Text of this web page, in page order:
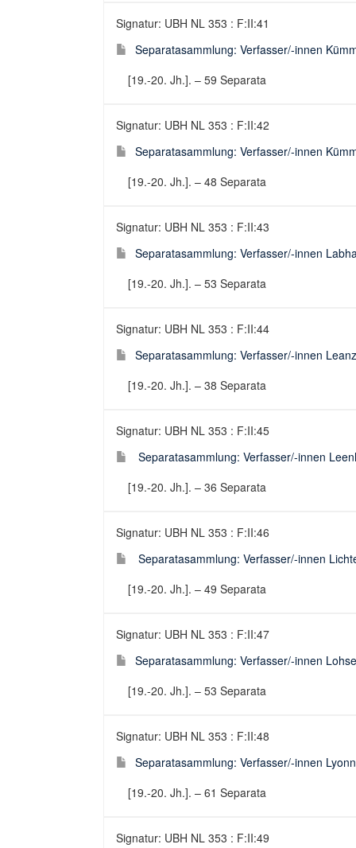
Signatur: UBH NL 353 : F:II:41
Separatasammlung: Verfasser/-innen
[19.-20. Jh.]. – 59 Separata
Signatur: UBH NL 353 : F:II:42
Separatasammlung: Verfasser/-innen
[19.-20. Jh.]. – 48 Separata
Signatur: UBH NL 353 : F:II:43
Separatasammlung: Verfasser/-innen
[19.-20. Jh.]. – 53 Separata
Signatur: UBH NL 353 : F:II:44
Separatasammlung: Verfasser/-innen
[19.-20. Jh.]. – 38 Separata
Signatur: UBH NL 353 : F:II:45
Separatasammlung: Verfasser/-innen
[19.-20. Jh.]. – 36 Separata
Signatur: UBH NL 353 : F:II:46
Separatasammlung: Verfasser/-innen
[19.-20. Jh.]. – 49 Separata
Signatur: UBH NL 353 : F:II:47
Separatasammlung: Verfasser/-innen
[19.-20. Jh.]. – 53 Separata
Signatur: UBH NL 353 : F:II:48
Separatasammlung: Verfasser/-innen
[19.-20. Jh.]. – 61 Separata
Signatur: UBH NL 353 : F:II:49